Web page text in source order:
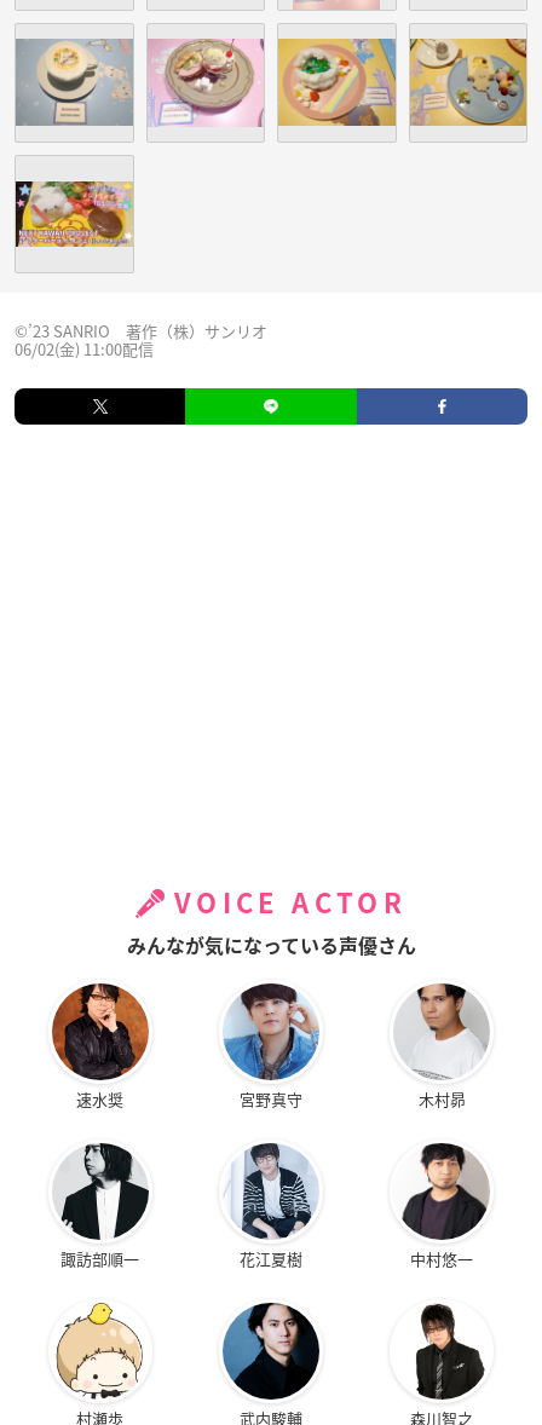
©’23 SANRIO 著作（株）サンリオ
06/02(金) 11:00配信
VOICE ACTOR
みんなが気になっている声優さん
速水奨 宮野真守 木村昴
諏訪部順一 花江夏樹 中村悠一
村瀬歩 武内駿輔 森川智之